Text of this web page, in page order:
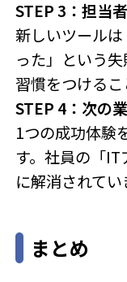
STEP 3：担当
新しいツール
った」という
習慣をつけるこ
STEP 4：次の
1つの成功体験
す。社員の「
に解消されてい
まとめ